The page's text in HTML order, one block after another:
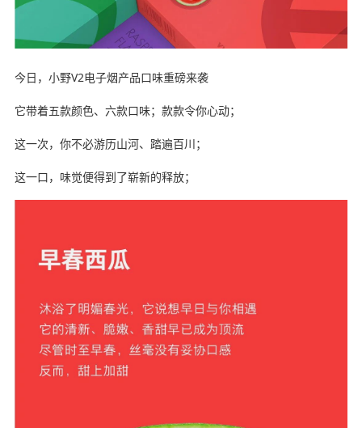
今日，小野V2电子烟产品口味重磅来袭
它带着五款颜色、六款口味；款款令你心动；
这一次，你不必游历山河、踏遍百川；
这一口，味觉便得到了崭新的释放；